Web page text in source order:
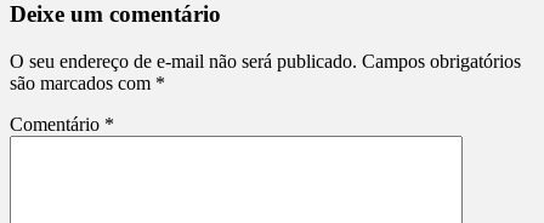
Deixe um comentário
O seu endereço de e-mail não será publicado. Campos obrigatórios
são marcados com *
Comentário *